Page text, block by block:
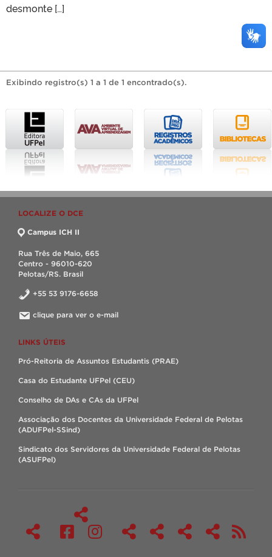
desmonte […]
Exibindo registro(s) 1 a 1 de 1 encontrado(s).
LOCALIZE O DCE
Campus ICH II
Rua Três de Maio, 665
Centro - 96010-620
Pelotas/RS. Brasil
+55 53 9176-6658
clique para ver o e-mail
LINKS ÚTEIS
Pró-Reitoria de Assuntos Estudantis (PRAE)
Casa do Estudante UFPel (CEU)
Conselho de DAs e CAs da UFPel
Associação dos Docentes da Universidade Federal de Pelotas
(ADUFPel-SSind)
Sindicato dos Servidores da Universidade Federal de Pelotas
(ASUFPel)